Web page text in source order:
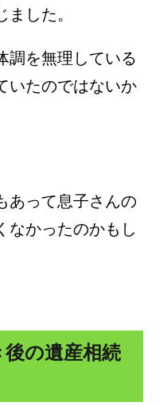
した。
調を無理している
いたのではないか
あって息子さんの
なかったのかもし
の遺産相続